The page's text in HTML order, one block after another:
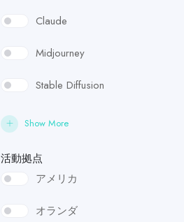
AI研修講師
AI企画
AIディレクター
AIプロデューサー
Claude
Midjourney
Stable Diffusion
FLUX
LoRA
Floyo
Seedream
Show More
活動拠点
アメリカ
オランダ